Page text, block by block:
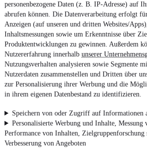
personenbezogene Daten (z. B. IP-Adresse) auf
abrufen können. Die Datenverarbeitung erfolgt
Anzeigen (auf unseren und dritten Websites/
Inhaltsmessungen sowie um Erkenntnisse über
Produktentwicklungen zu gewinnen. Außerdem
Nutzererfahrung innerhalb unserer
Nutzungsverhalten analysieren sowie Segmente
Nutzerdaten zusammenstellen und Dritten über
zur Personalisierung ihrer Werbung und die
in ihrem eigenen Datenbestand zu identifizieren.
Speichern von oder Zugriff auf Informationen
Personalisierte Werbung und Inhalte, Messung
Performance von Inhalten,
Verbesserung von Angeboten
Datenschutzeinstellungen
Erklärung zur Barrierefreiheit
Report Security Vulnerability (English)
Powered by
VonAuto verkaufenüberE-Bikesund